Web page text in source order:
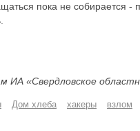
пока не собирается -
ИА «Свердловское
Дом хлеба хакеры взлом